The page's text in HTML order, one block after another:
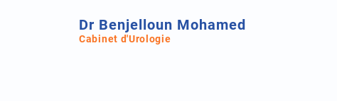
Dr Benjelloun Mohamed
Cabinet d'Urologie